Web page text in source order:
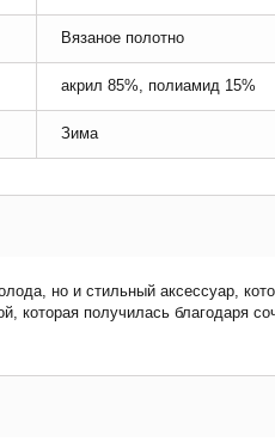
Вязаное полотно
акрил 85%, полиамид 15%
Зима
но и стильный аксессуар,
которая получилась благодаря